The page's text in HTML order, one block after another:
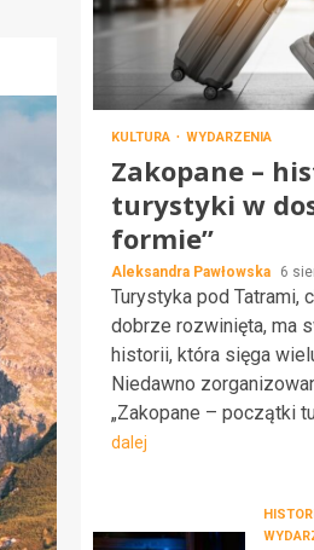
KULTURA WYDARZENIA
Zakopane –
turystyki w
formie”
Aleksandra Pawłowska 6
Turystyka pod Tatrami,
dobrze rozwinięta, ma
historii, która sięga
Niedawno
„Zakopane – początki
dalej